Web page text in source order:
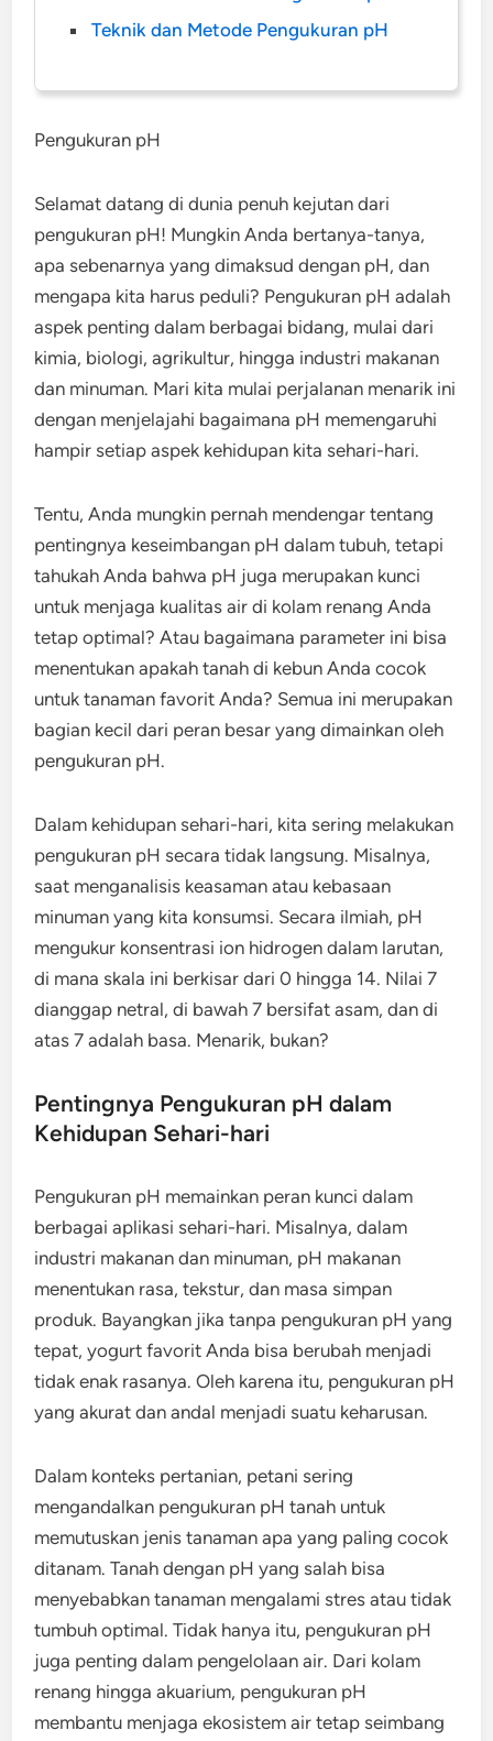
Teknik dan Metode Pengukuran pH
Pengukuran pH
Selamat datang di dunia penuh kejutan dari
pengukuran pH! Mungkin Anda bertanya-tanya,
apa sebenarnya yang dimaksud dengan pH, dan
mengapa kita harus peduli? Pengukuran pH adalah
aspek penting dalam berbagai bidang, mulai dari
kimia, biologi, agrikultur, hingga industri makanan
dan minuman. Mari kita mulai perjalanan menarik ini
dengan menjelajahi bagaimana pH memengaruhi
hampir setiap aspek kehidupan kita sehari-hari.
Tentu, Anda mungkin pernah mendengar tentang
pentingnya keseimbangan pH dalam tubuh, tetapi
tahukah Anda bahwa pH juga merupakan kunci
untuk menjaga kualitas air di kolam renang Anda
tetap optimal? Atau bagaimana parameter ini bisa
menentukan apakah tanah di kebun Anda cocok
untuk tanaman favorit Anda? Semua ini merupakan
bagian kecil dari peran besar yang dimainkan oleh
pengukuran pH.
Dalam kehidupan sehari-hari, kita sering melakukan
pengukuran pH secara tidak langsung. Misalnya,
saat menganalisis keasaman atau kebasaan
minuman yang kita konsumsi. Secara ilmiah, pH
mengukur konsentrasi ion hidrogen dalam larutan,
di mana skala ini berkisar dari 0 hingga 14. Nilai 7
dianggap netral, di bawah 7 bersifat asam, dan di
atas 7 adalah basa. Menarik, bukan?
Pentingnya Pengukuran pH dalam
Kehidupan Sehari-hari
Pengukuran pH memainkan peran kunci dalam
berbagai aplikasi sehari-hari. Misalnya, dalam
industri makanan dan minuman, pH makanan
menentukan rasa, tekstur, dan masa simpan
produk. Bayangkan jika tanpa pengukuran pH yang
tepat, yogurt favorit Anda bisa berubah menjadi
tidak enak rasanya. Oleh karena itu, pengukuran pH
yang akurat dan andal menjadi suatu keharusan.
Dalam konteks pertanian, petani sering
mengandalkan pengukuran pH tanah untuk
memutuskan jenis tanaman apa yang paling cocok
ditanam. Tanah dengan pH yang salah bisa
menyebabkan tanaman mengalami stres atau tidak
tumbuh optimal. Tidak hanya itu, pengukuran pH
juga penting dalam pengelolaan air. Dari kolam
renang hingga akuarium, pengukuran pH
membantu menjaga ekosistem air tetap seimbang